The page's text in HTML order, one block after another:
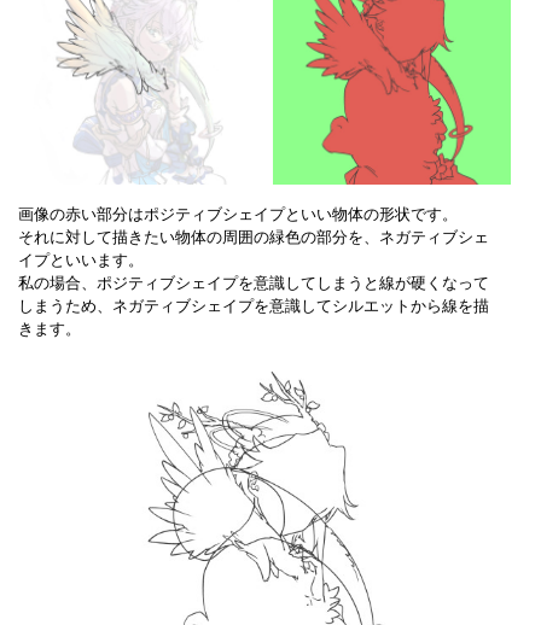
画像の赤い部分はポジティブシェイプといい物体の形状です。
それに対して描きたい物体の周囲の緑色の部分を、ネガティブシェ
イプといいます。
私の場合、ポジティブシェイプを意識してしまうと線が硬くなって
しまうため、ネガティブシェイプを意識してシルエットから線を描
きます。